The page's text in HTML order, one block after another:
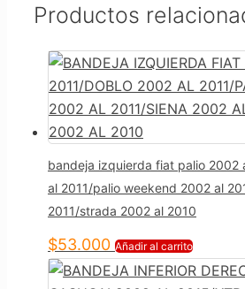
Productos
bandeja izquierda fiat palio 2002
al 2011/palio weekend 2002 al
2011/strada 2002 al 2010
$53.000 Añadir al carrito